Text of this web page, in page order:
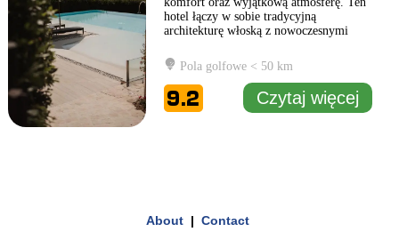
hotel łączy w sobie tradycyjną
architekturę włoską z nowoczesnymi
na odpoczynek i relaks. Otoczony
pięknymi wzgórzami i zielonymi
dolinami, Relais Colle Buono stanowi
doskonałą bazę wypadową do
odkrywania lokalnych... Czytaj więcej
Pola golfowe < 50 km
9.2 Czytaj więcej
About| Contact